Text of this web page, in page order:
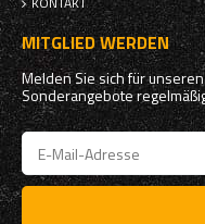
MITGLIED WERDEN
Melden Sie sich für
Sonderangebote